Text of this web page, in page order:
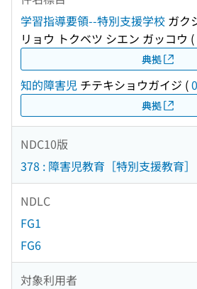
学習指導要領--特別支援学校 ガク
リョウ トクベツ シエン ガッコウ (
典拠
知的障害児 チテキショウガイジ (
典拠
NDC10版
378 : 障害児教育［特別支援教育］
NDLC
FG1
FG6
対象利用者